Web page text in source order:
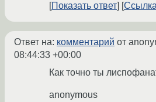
Показать ответ
Ссылка
Ответ на: комментарий от
08:44:33 +00:00
Как точно ты
anonymous